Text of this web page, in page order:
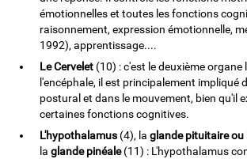
émotionnelles et toutes les fonctions
raisonnement, expression émotionnelle,
1992), apprentissage....
Le Cervelet (10) : c'est le deuxième organe
l'encéphale, il est principalement impliqué
postural et dans le mouvement, bien qu'il
certaines fonctions cognitives.
L'hypothalamus (4), la glande pituitaire ou
laglande pinéale(11) : L'hypothalamus